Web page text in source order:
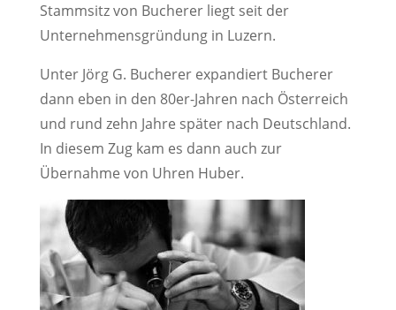
Stammsitz von Bucherer liegt seit der
Unternehmensgründung in Luzern.
Unter Jörg G. Bucherer expandiert Bucherer
dann eben in den 80er-Jahren nach Österreich
und rund zehn Jahre später nach Deutschland.
In diesem Zug kam es dann auch zur
Übernahme von Uhren Huber.